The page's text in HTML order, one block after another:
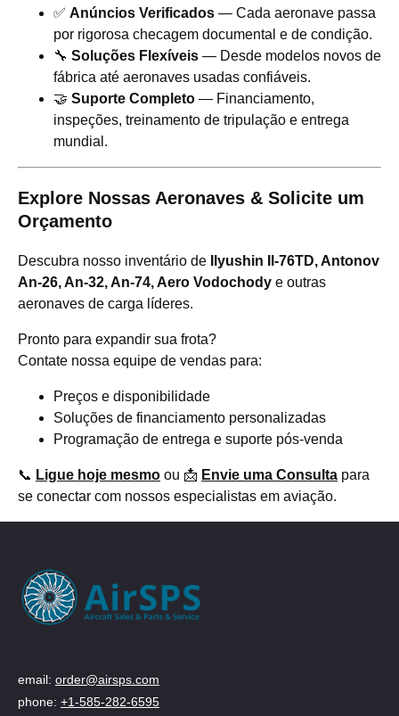
✅ Anúncios Verificados — Cada aeronave passa
por rigorosa checagem documental e de condição.
🔧 Soluções Flexíveis — Desde modelos novos de
fábrica até aeronaves usadas confiáveis.
🤝 Suporte Completo — Financiamento,
inspeções, treinamento de tripulação e entrega
mundial.
Explore Nossas Aeronaves & Solicite um
Orçamento
Descubra nosso inventário de
Ilyushin Il-76TD, Antonov
An-26, An-32, An-74, Aero Vodochody e outras
aeronaves de carga líderes.
Pronto para expandir sua frota?
Contate nossa equipe de vendas para:
Preços e disponibilidade
Soluções de financiamento personalizadas
Programação de entrega e suporte pós-venda
📞 Ligue hoje mesmo ou 📩 Envie uma Consulta para
se conectar com nossos especialistas em aviação.
email: order@airsps.com
phone: +1-585-282-6595